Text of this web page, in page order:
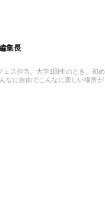
集長
ェス担当。大学1回生のとき、初め
なに自由でこんなに楽しい場所が